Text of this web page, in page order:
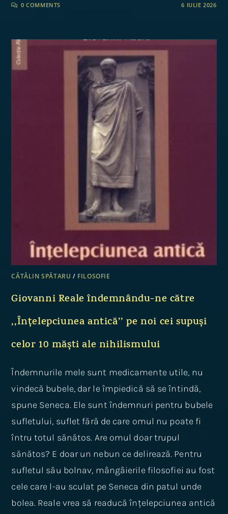
0 COMMENTS 6 IULIE 2026
CĂTĂLIN SPĂTARU / FILOSOFIE
Giovanni Reale îndemnându-ne către
,,Înțelepciunea antică’’ pe noi cei supuși
celor 10 măști ale nihilismului
Îndemnurile mele sunt medicamente utile, nu
vindecă bubele, dar le împiedică să se întindă,
spune Seneca. Ele sunt îndemnuri pentru bubele
sufletului, suflet fără de care omul nu poate fi
întru totul sănătos. Are omul doar trupul
sănătos? E doar un nebun ce delirează. Pentru
sufletul său bolnav, mângâierile filosofiei au fost
cele care l-au sculat pe Seneca din patul unde
bolea. Reale vrea să readucă înțelepciunea antică